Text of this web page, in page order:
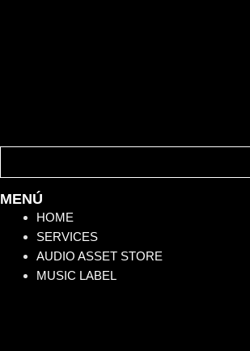
MENÚ
HOME
SERVICES
AUDIO ASSET STORE
MUSIC LABEL